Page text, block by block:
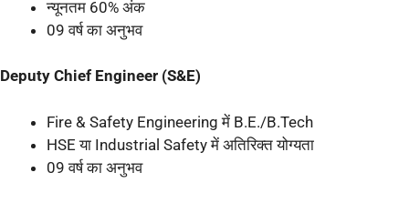
न्यूनतम 60% अंक
09 वर्ष का अनुभव
Deputy Chief Engineer (S&E)
Fire & Safety Engineering में B.E./B.Tech
HSE या Industrial Safety में अतिरिक्त योग्यता
09 वर्ष का अनुभव